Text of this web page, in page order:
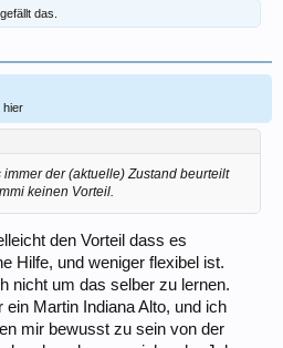
gefällt das.
hier
der (aktuelle) Zustand beurteilt
keinen Vorteil.
den Vorteil dass es
Hilfe, und weniger flexibel ist.
nicht um das selber zu lernen.
Martin Indiana Alto, und ich
mir bewusst zu sein von der